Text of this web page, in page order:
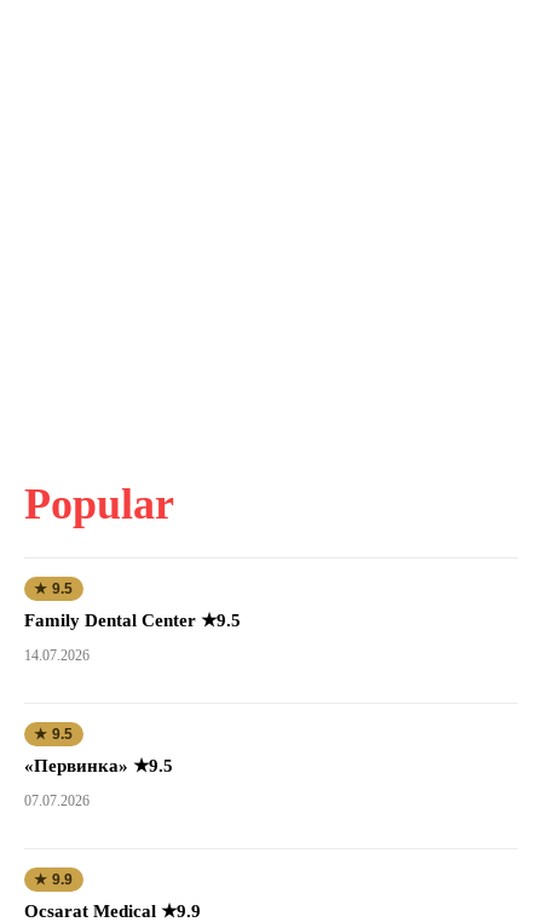
Popular
★ 9.5
Family Dental Center ★9.5
14.07.2026
★ 9.5
«Первинка» ★9.5
07.07.2026
★ 9.9
Ocsarat Medical ★9.9